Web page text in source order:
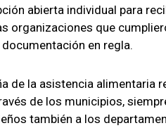
abierta individual para
organizaciones que
en regla.
de la asistencia alimentaria
de los municipios,
también a los